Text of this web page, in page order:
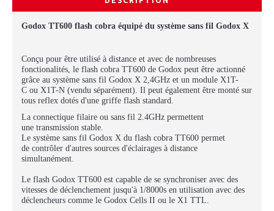
Godox TT600 flash cobra équipé du système sans fil Godox X
Conçu pour être utilisé à distance et avec de nombreuses
fonctionalités, le flash cobra TT600 de Godox peut être actionné
grâce au système sans fil Godox X 2,4GHz et un module X1T-
C ou X1T-N (vendu séparément). Il peut également être monté sur
tous reflex dotés d'une griffe flash standard.
La connectique filaire ou sans fil 2.4GHz permettent
une transmission stable.
Le système sans fil Godox X du flash cobra TT600 permet
de contrôler d'autres sources d'éclairages à distance
simultanément.
Le flash Godox TT600 est capable de se synchroniser avec des
vitesses de déclenchement jusqu'à 1/8000s en utilisation avec des
déclencheurs comme le Godox Cells II ou le X1 TTL.